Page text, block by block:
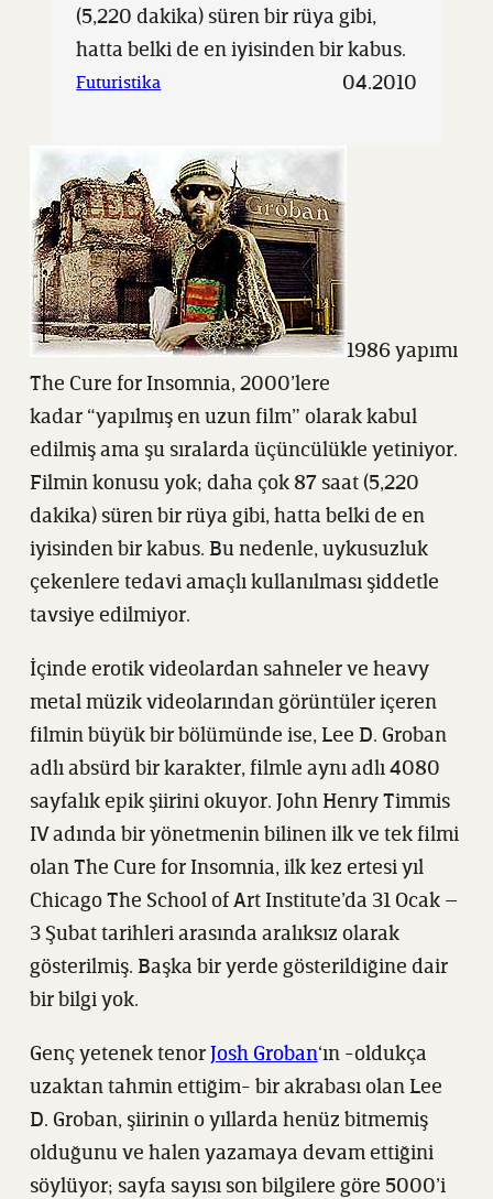
(5,220 dakika) süren bir rüya gibi,
hatta belki de en iyisinden bir kabus.
Futuristika 04.2010
1986 yapımı
The Cure for Insomnia, 2000’lere
kadar “yapılmış en uzun film” olarak kabul
edilmiş ama şu sıralarda üçüncülükle yetiniyor.
Filmin konusu yok; daha çok 87 saat (5,220
dakika) süren bir rüya gibi, hatta belki de en
iyisinden bir kabus. Bu nedenle, uykusuzluk
çekenlere tedavi amaçlı kullanılması şiddetle
tavsiye edilmiyor.
İçinde erotik videolardan sahneler ve heavy
metal müzik videolarından görüntüler içeren
filmin büyük bir bölümünde ise, Lee D. Groban
adlı absürd bir karakter, filmle aynı adlı 4080
sayfalık epik şiirini okuyor. John Henry Timmis
IV adında bir yönetmenin bilinen ilk ve tek filmi
olan The Cure for Insomnia, ilk kez ertesi yıl
Chicago The School of Art Institute’da 31 Ocak –
3 Şubat tarihleri arasında aralıksız olarak
gösterilmiş. Başka bir yerde gösterildiğine dair
bir bilgi yok.
Genç yetenek tenor Josh Groban‘ın -oldukça
uzaktan tahmin ettiğim- bir akrabası olan Lee
D. Groban, şiirinin o yıllarda henüz bitmemiş
olduğunu ve halen yazamaya devam ettiğini
söylüyor; sayfa sayısı son bilgilere göre 5000’i